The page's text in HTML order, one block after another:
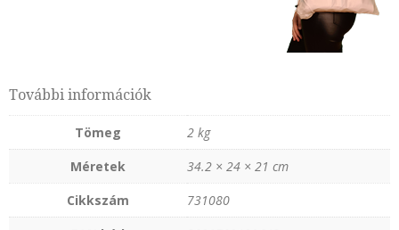
További információk
Tömeg
2 kg
Méretek
34.2 × 24 × 21 cm
Cikkszám
731080